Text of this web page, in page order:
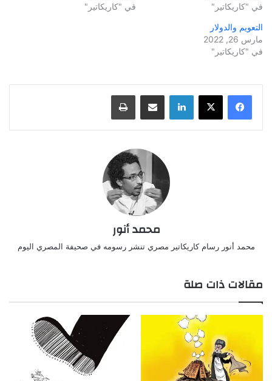
في "كاريكاتير"
في "كاريكاتير"
التعويم والدولار
مارس 26, 2022
في "كاريكاتير"
لينكدإن مشاركة عبر البريد طباعة
محمد أنور
محمد أنور رسام كاريكاتير مصري تنشر رسومه في صحيفة المصري اليوم
مقالات ذات صلة